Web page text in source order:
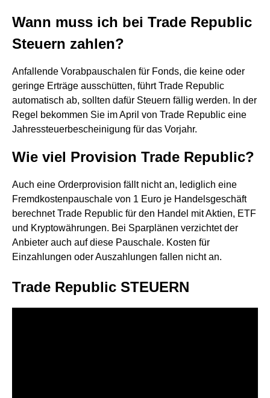
Wann muss ich bei Trade Republic
Steuern zahlen?
Anfallende Vorabpauschalen für Fonds, die keine oder
geringe Erträge ausschütten, führt Trade Republic
automatisch ab, sollten dafür Steuern fällig werden. In der
Regel bekommen Sie im April von Trade Republic eine
Jahressteuerbescheinigung für das Vorjahr.
Wie viel Provision Trade Republic?
Auch eine Orderprovision fällt nicht an, lediglich eine
Fremdkostenpauschale von 1 Euro je Handelsgeschäft
berechnet Trade Republic für den Handel mit Aktien, ETF
und Kryptowährungen. Bei Sparplänen verzichtet der
Anbieter auch auf diese Pauschale. Kosten für
Einzahlungen oder Auszahlungen fallen nicht an.
Trade Republic STEUERN